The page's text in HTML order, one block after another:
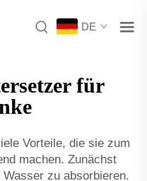
DE
für
Vorteile, die sie zum
machen. Zunächst
zu absorbieren.